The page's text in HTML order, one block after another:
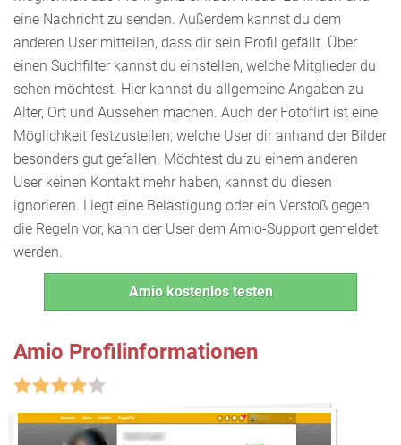
eine Nachricht zu senden. Außerdem kannst du dem
anderen User mitteilen, dass dir sein Profil gefällt. Über
einen Suchfilter kannst du einstellen, welche Mitglieder du
sehen möchtest. Hier kannst du allgemeine Angaben zu
Alter, Ort und Aussehen machen. Auch der Fotoflirt ist eine
Möglichkeit festzustellen, welche User dir anhand der Bilder
besonders gut gefallen. Möchtest du zu einem anderen
User keinen Kontakt mehr haben, kannst du diesen
ignorieren. Liegt eine Belästigung oder ein Verstoß gegen
die Regeln vor, kann der User dem Amio-Support gemeldet
werden.
Amio kostenlos testen
Amio Profilinformationen